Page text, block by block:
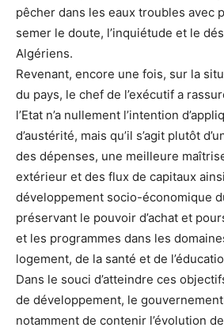
pêcher dans les eaux troubles avec
semer le doute, l’inquiétude et le
Algériens.
Revenant, encore une fois, sur la
du pays, le chef de l’exécutif a
l’Etat n’a nullement l’intention
d’austérité, mais qu’il s’agit plutôt
des dépenses, une meilleure
extérieur et des flux de capitaux
développement socio-économique
préservant le pouvoir d’achat et
et les programmes dans les
logement, de la santé et de
Dans le souci d’atteindre ces
de développement, le
notamment de contenir l’évolution